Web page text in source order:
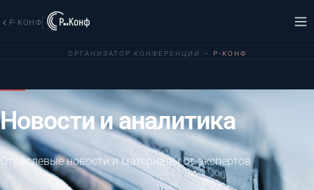
Р-КОНФ
ОРГАНИЗАТОР КОНФЕРЕНЦИИ — Р-КОНФ
Новости и аналитика
Отраслевые новости и материалы от экспертов